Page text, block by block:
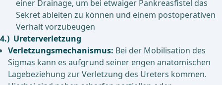
einer Drainage, um bei etwaiger Pankreasfistel das
Sekret ableiten zu können und einem postoperativen
Verhalt vorzubeugen
4.) Ureterverletzung
Verletzungsmechanismus: Bei der Mobilisation des
Sigmas kann es aufgrund seiner engen anatomischen
Lagebeziehung zur Verletzung des Ureters kommen.